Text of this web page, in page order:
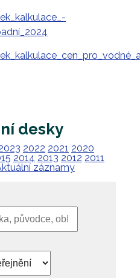
desky
2022 2021 2020
2014 2013 2012 2011
záznamy